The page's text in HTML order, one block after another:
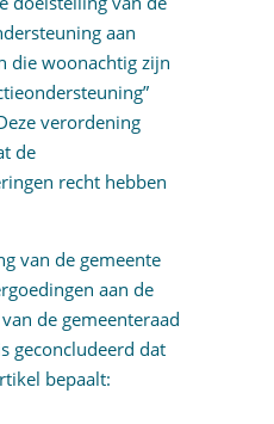
aan
die woonachtig zijn
verordening
de
recht hebben
van de gemeente
aan de
de gemeenteraad
geconcludeerd dat
bepaalt: